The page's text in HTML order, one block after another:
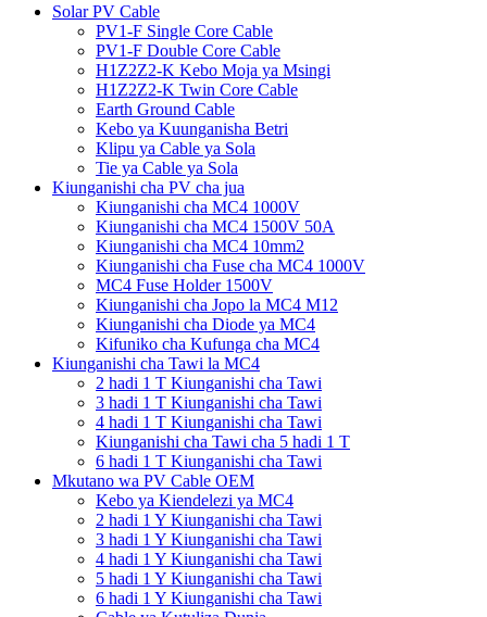
Solar PV Cable
PV1-F Single Core Cable
PV1-F Double Core Cable
H1Z2Z2-K Kebo Moja ya Msingi
H1Z2Z2-K Twin Core Cable
Earth Ground Cable
Kebo ya Kuunganisha Betri
Klipu ya Cable ya Sola
Tie ya Cable ya Sola
Kiunganishi cha PV cha jua
Kiunganishi cha MC4 1000V
Kiunganishi cha MC4 1500V 50A
Kiunganishi cha MC4 10mm2
Kiunganishi cha Fuse cha MC4 1000V
MC4 Fuse Holder 1500V
Kiunganishi cha Jopo la MC4 M12
Kiunganishi cha Diode ya MC4
Kifuniko cha Kufunga cha MC4
Kiunganishi cha Tawi la MC4
2 hadi 1 T Kiunganishi cha Tawi
3 hadi 1 T Kiunganishi cha Tawi
4 hadi 1 T Kiunganishi cha Tawi
Kiunganishi cha Tawi cha 5 hadi 1 T
6 hadi 1 T Kiunganishi cha Tawi
Mkutano wa PV Cable OEM
Kebo ya Kiendelezi ya MC4
2 hadi 1 Y Kiunganishi cha Tawi
3 hadi 1 Y Kiunganishi cha Tawi
4 hadi 1 Y Kiunganishi cha Tawi
5 hadi 1 Y Kiunganishi cha Tawi
6 hadi 1 Y Kiunganishi cha Tawi